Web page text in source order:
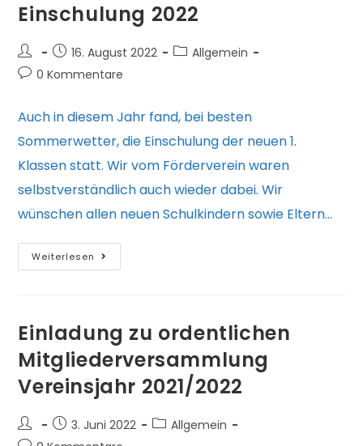
Einschulung 2022
Beitrags-
Autor:
Beitrag
veröffentlicht:
16. August 2022
Beitrags-
Allgemein
Beitrags-
0 Kommentare
Auch in diesem Jahr fand, bei besten
Sommerwetter, die Einschulung der neuen 1.
Klassen statt. Wir vom Förderverein waren
selbstverständlich auch wieder dabei. Wir
wünschen allen neuen Schulkindern sowie Eltern…
Weiterlesen
2022
Einladung zu ordentlichen
Mitgliederversammlung
Vereinsjahr 2021/2022
Beitrags-
Autor:
Beitrag
veröffentlicht:
3. Juni 2022
Beitrags-
Allgemein